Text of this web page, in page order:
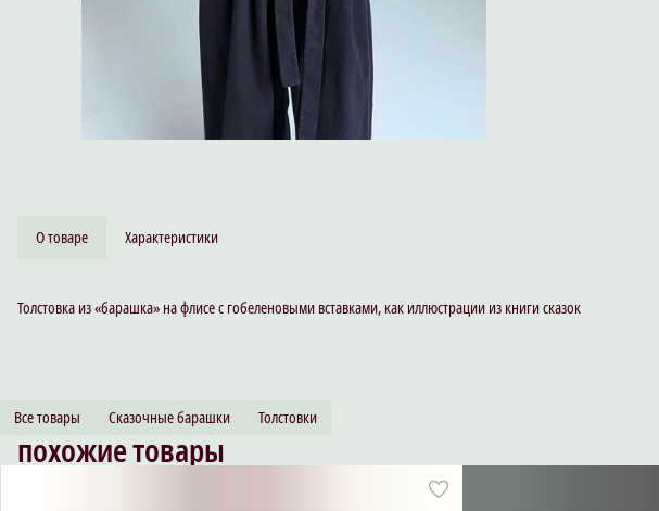
О товаре Характеристики
Толстовка из «барашка» на флисе с гобеленовыми вставками, как иллюстрации из книги сказок
Все товары Сказочные барашки Толстовки
похожие товары